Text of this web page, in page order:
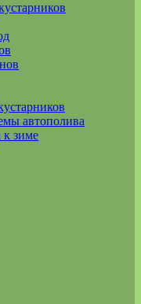
автополива
к зиме